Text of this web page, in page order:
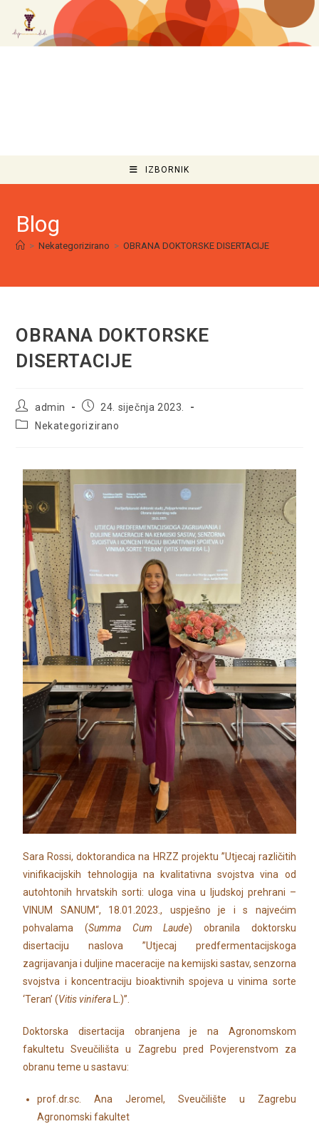
IZBORNIK
Blog
> Nekategorizirano > OBRANA DOKTORSKE DISERTACIJE
OBRANA DOKTORSKE
DISERTACIJE
admin
24. siječnja 2023.
Nekategorizirano
Sara Rossi, doktorandica na HRZZ projektu ”Utjecaj različitih
vinifikacijskih tehnologija na kvalitativna svojstva vina od
autohtonih hrvatskih sorti: uloga vina u ljudskoj prehrani –
VINUM SANUM“, 18.01.2023., uspješno je i s najvećim
pohvalama (Summa Cum Laude) obranila doktorsku
disertaciju naslova ”Utjecaj predfermentacijskoga
zagrijavanja i duljine maceracije na kemijski sastav, senzorna
svojstva i koncentraciju bioaktivnih spojeva u vinima sorte
‘Teran’ (Vitis vinifera L.)”.
Doktorska disertacija obranjena je na Agronomskom
fakultetu Sveučilišta u Zagrebu pred Povjerenstvom za
obranu teme u sastavu:
prof.dr.sc. Ana Jeromel, Sveučilište u Zagrebu
Agronomski fakultet